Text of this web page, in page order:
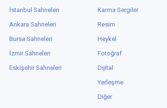
İstanbul Sahneleri
Ankara Sahneleri
Bursa Sahneleri
İzmir Sahneleri
Eskişehir Sahneleri
Karma Sergiler
Resim
Heykel
Fotoğraf
Dijital
Yerleşme
Diğer